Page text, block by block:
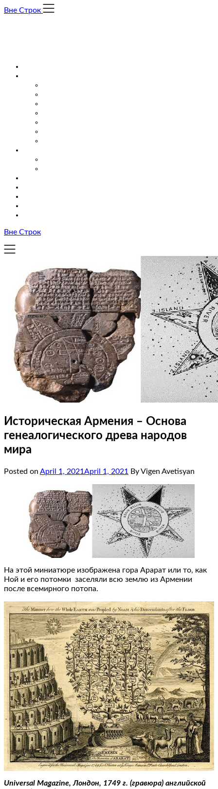
Skip
Вне Строк
Вне Строк
Историческая Армения – Основа
генеалогического древа народов
мира
Posted on April 1, 2021 April 1, 2021 By Vigen Avetisyan
На этой миниатюре изображена гора Арарат или то, как
Ной и его потомки заселяли всю землю из Армении
после всемирного потопа.
Universal Magazine, Лондон, 1749 г. (гравюра) английской